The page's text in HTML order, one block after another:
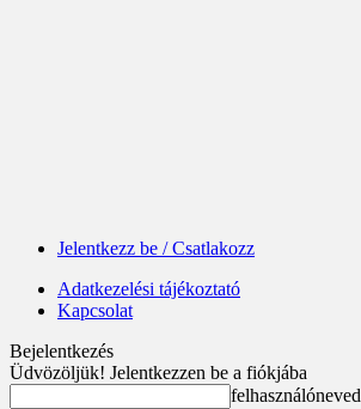
Jelentkezz be / Csatlakozz
Adatkezelési tájékoztató
Kapcsolat
Bejelentkezés
Üdvözöljük! Jelentkezzen be a fiókjába
felhasználóneved